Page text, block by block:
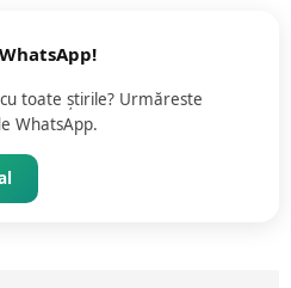
toate știrile? Urmăreste
WhatsApp.